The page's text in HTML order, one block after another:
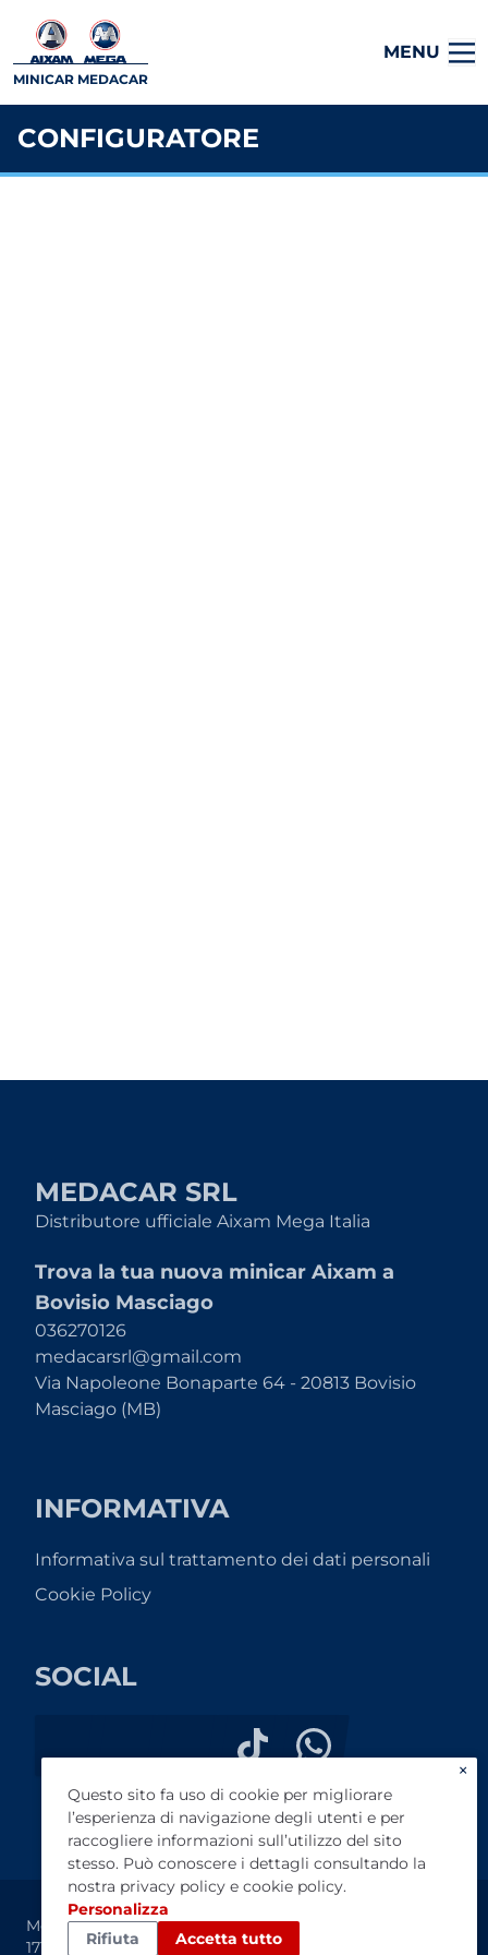
MINICAR MEDACAR
MENU
CONFIGURATORE
MEDACAR SRL
Distributore ufficiale Aixam Mega Italia
Trova la tua nuova minicar Aixam a
Bovisio Masciago
036270126
medacarsrl@gmail.com
Via Napoleone Bonaparte 64 - 20813 Bovisio
Masciago (MB)
INFORMATIVA
Informativa sul trattamento dei dati personali
Cookie Policy
SOCIAL
Medacar srl - P.IVA IT03998290963 - Reg. Imprese MB
1717839 - Cap. Sociale € 100.000,00
×
Questo sito fa uso di cookie per migliorare
l’esperienza di navigazione degli utenti e per
raccogliere informazioni sull’utilizzo del sito
stesso. Può conoscere i dettagli consultando la
nostra privacy policy e cookie policy.
Personalizza
Rifiuta
Accetta tutto